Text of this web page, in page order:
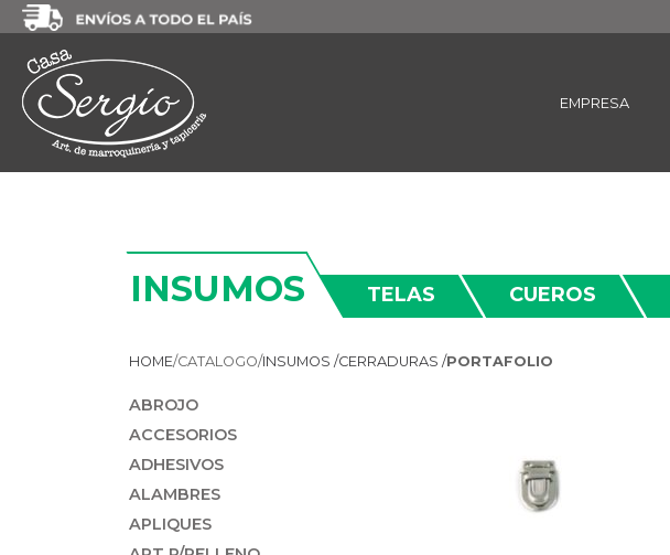
EMPRESA
INSUMOS TELAS CUEROS
PORTAFOLIO
CERRADURAS /
INSUMOS /
CATALOGO/
/
HOME
ABROJO
ACCESORIOS
ADHESIVOS
ALAMBRES
APLIQUES